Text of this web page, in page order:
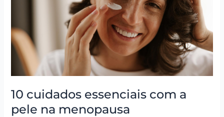
10 cuidados essenciais com a
pele na menopausa
menopausa